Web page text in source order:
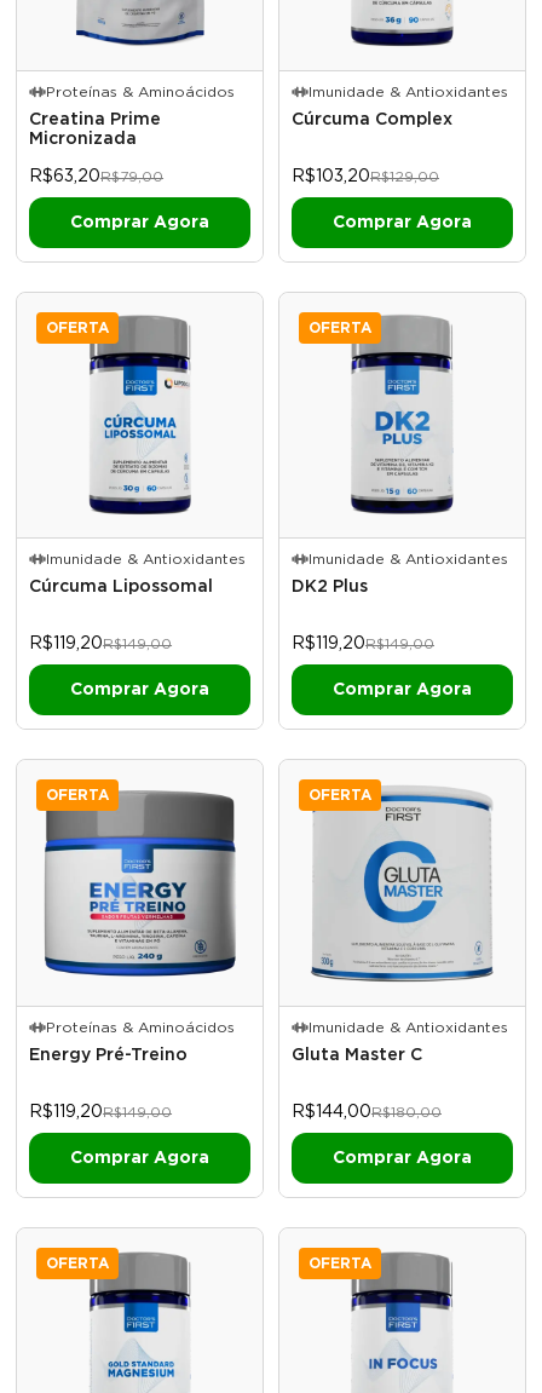
Proteínas & Aminoácidos
Creatina Prime
Micronizada
R$63,20R$79,00
Comprar Agora
Imunidade & Antioxidantes
Cúrcuma Complex
R$103,20R$129,00
OFERTA
Imunidade & Antioxidantes
Cúrcuma Lipossomal
R$119,20R$149,00
OFERTA
Imunidade & Antioxidantes
DK2 Plus
R$119,20R$149,00
OFERTA
Proteínas & Aminoácidos
Energy Pré-Treino
R$119,20R$149,00
OFERTA
Imunidade & Antioxidantes
Gluta Master C
R$144,00R$180,00
OFERTA OFERTA